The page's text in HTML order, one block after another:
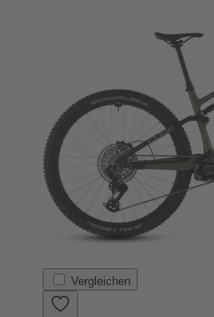
Vergleichen